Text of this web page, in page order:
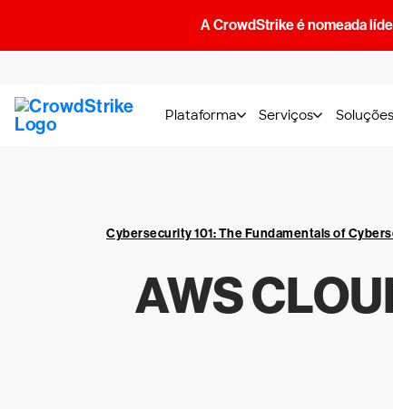
A CrowdStrike é nomeada
Plataforma Serviços Soluções
Cybersecurity 101: The Fundamentals of
AWS